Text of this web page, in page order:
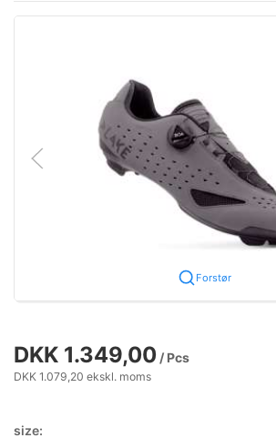
Forstør
DKK 1.349,00 / Pcs
DKK 1.079,20 ekskl. moms
size: